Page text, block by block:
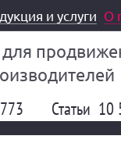
и услуги О
Статьи 10